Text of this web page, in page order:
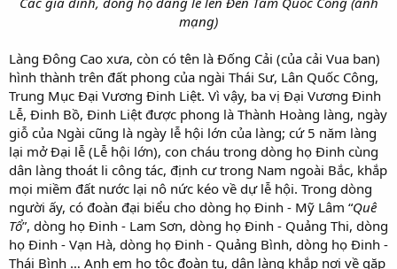
mạng)
Làng Đông Cao xưa, còn có tên là Đống Cải (của cải Vua ban)
hình thành trên đất phong của ngài Thái Sư, Lân Quốc Công,
Trung Mục Đại Vương Đinh Liệt. Vì vậy, ba vị Đại Vương Đinh
Lễ, Đinh Bồ, Đinh Liệt được phong là Thành Hoàng làng, ngày
giỗ của Ngài cũng là ngày lễ hội lớn của làng; cứ 5 năm làng
lại mở Đại lễ (Lễ hội lớn), con cháu trong dòng họ Đinh cùng
dân làng thoát li công tác, định cư trong Nam ngoài Bắc, khắp
mọi miềm đất nước lại nô nức kéo về dự lễ hội. Trong dòng
người ấy, có đoàn đại biểu cho dòng họ Đinh - Mỹ Lâm “Quê
Tổ”, dòng họ Đinh - Lam Sơn, dòng họ Đinh - Quảng Thi, dòng
họ Đinh - Vạn Hà, dòng họ Đinh - Quảng Bình, dòng họ Đinh -
Thái Bình … Anh em họ tộc đoàn tụ, dân làng khắp nơi về gặp